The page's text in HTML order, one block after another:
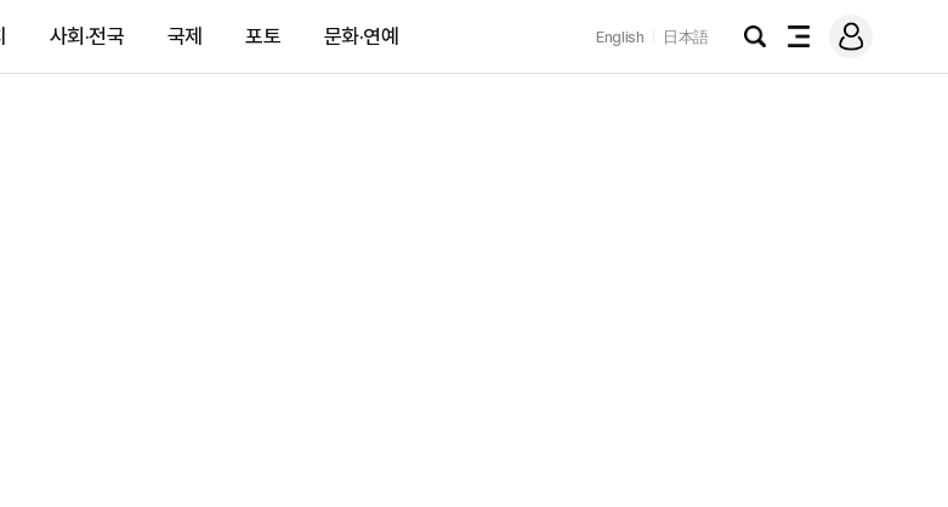
사회·전국 국제 포토 문화·연예 English 日本語
검
전
메
그